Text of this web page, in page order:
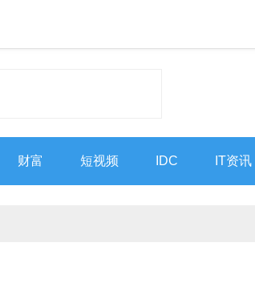
财富 短视频 IDC IT资讯